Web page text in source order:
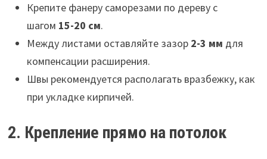
Крепите фанеру саморезами по дереву с
шагом 15-20 см.
Между листами оставляйте зазор 2-3 мм для
компенсации расширения.
Швы рекомендуется располагать вразбежку, как
при укладке кирпичей.
2. Крепление прямо на потолок